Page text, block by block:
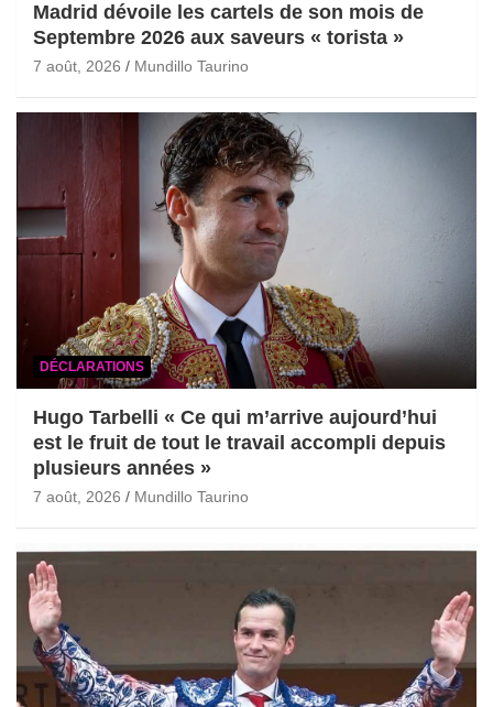
Madrid dévoile les cartels de son mois de
Septembre 2026 aux saveurs « torista »
7 août, 2026 Mundillo Taurino
DÉCLARATIONS
Hugo Tarbelli « Ce qui m’arrive aujourd’hui
est le fruit de tout le travail accompli depuis
plusieurs années »
7 août, 2026 Mundillo Taurino